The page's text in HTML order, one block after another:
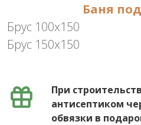
Баня
Брус 100х150
Брус 150х150
При
антисептиком
обвязки в